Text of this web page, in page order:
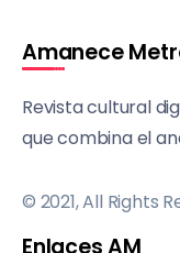
Amanece
Revista cultural
que combina el
© 2021, All Rights